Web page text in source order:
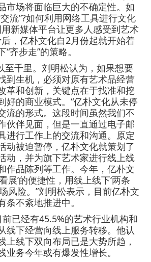
市场将面临巨大的不确定性。如
流”?如何利用网络工具进行文化
新媒体平台让更多人感受到艺术
，亿朴文化自2月份起就开始着
齐步走”的策略。
至千里。刘明松认为，如果想要
到生机，必须对原有艺术品经营
革和创新，关键点在于找准和挖
好的商业模式。“亿朴文化从未停
流的形式。这段时间虽然我们不
伙伴见面，但是一直通过电子邮
进行工作上的交流和沟通。原定
动被迫暂停，亿朴文化就策划了
动，并为旗下艺术家进行线上线
作品陈列等工作。今年，亿朴文
展’的便捷性，用线上线下‘两条
风险。”刘明松表示，目前亿朴文
不紊地推进中。
已经有45.5%的艺术行业机构和
线下经营向线上服务转移。他认
上线下双向布局已是大势所趋，
业务今年或有爆发性增长。